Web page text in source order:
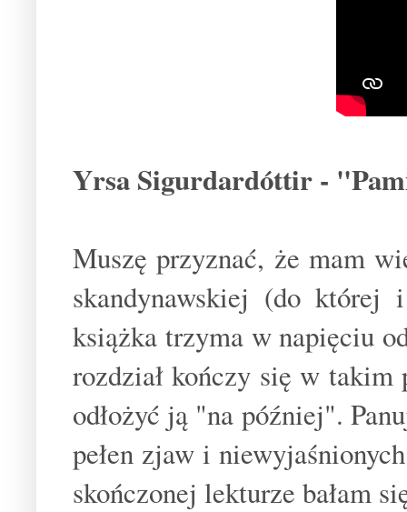
Yrsa Sigurdardóttir -
Muszę przyznać, że mam
skandynawskiej (do
książka trzyma w napięciu
rozdział kończy się w
odłożyć ją "na później".
pełen zjaw i
skończonej lekturze bałam